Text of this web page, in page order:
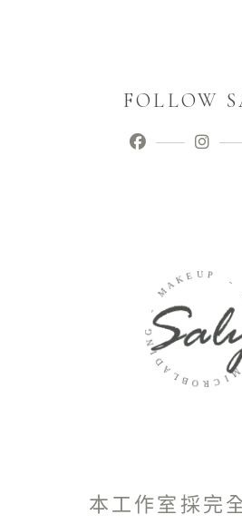
FOLLOW
MAK E U
M
I
C
R
O
B
L
A
D
I
N
G
本工作室採完